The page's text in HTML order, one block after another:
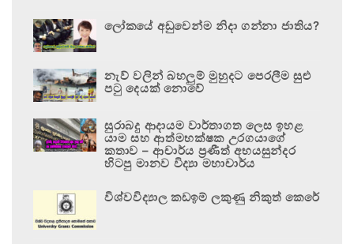
ලෝකයේ අඩුවෙන්ම නිදා ගන්නා ජාතිය?
නැව් වලින් බහලුම් මුහුදට පෙරලීම සුළු
පටු දෙයක් නොවේ
සුරාබදු ආදායම වාර්තාගත ලෙස ඉහළ
යාම සහ ආත්මභක්ෂක උරගයාගේ
කතාව – ආචාර්ය ප්‍රණීත් අභයසුන්දර
හිටපු මානව විද්‍යා මහාචාර්ය
විශ්වවිද්‍යාල කඩඉම් ලකුණු නිකුත් කෙරේ